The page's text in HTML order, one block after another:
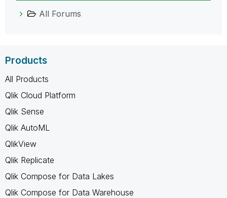
All Forums
Products
All Products
Qlik Cloud Platform
Qlik Sense
Qlik AutoML
QlikView
Qlik Replicate
Qlik Compose for Data Lakes
Qlik Compose for Data Warehouse